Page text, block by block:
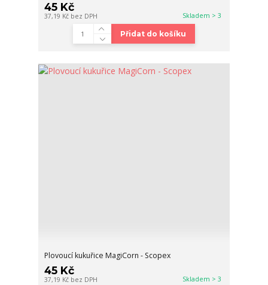
45 Kč
37,19 Kč bez DPH Skladem > 3
Přidat do košíku
Plovoucí kukuřice MagiCorn - Scopex
45 Kč
37,19 Kč bez DPH Skladem > 3